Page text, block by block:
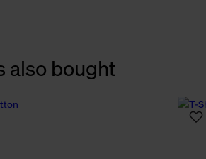
also bought